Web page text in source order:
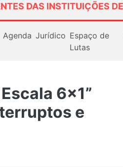
DAS INSTITUIÇÕES
Agenda Jurídico Espaço de
Lutas
6x1”
e